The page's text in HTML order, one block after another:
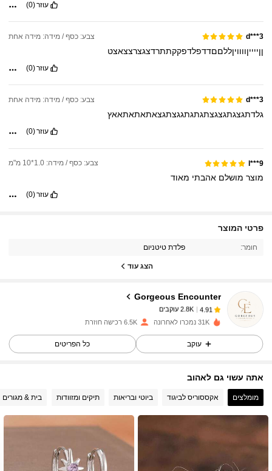
עוזר(0)
d***3 צבע: כסף / מידה: מידה אחת
ןןייייןוווויןללםםדדפלדפקקתתרדצגצרצצאצט
עוזר(0)
d***3 צבע: כסף / מידה: מידה אחת
גלדתגצגתגצגצתגתגתגגצתגצאתאתאתאאץ
עוזר(0)
l***9 צבע: כסף / מידה: 1.0*10 מ"מ
מוצר מושלםאהבתי מאוד
עוזר(0)
פרטי המוצר
חומר: פלדת טיטניום
הצג עוד
Gorgeous Encounter
4.91
2.8K עוקבים
c***n
לפני יום אחד
4.91 2.8K עוקבים
31K נמכרו לאחרונה 6.5K רכישה חוזרת
עוקב כל הפריטים
אתה עשוי גם לאהוב
מומלצים אקססוריס לביגוד ביוטי ובריאות תיקים ומזוודות בית & מגורים